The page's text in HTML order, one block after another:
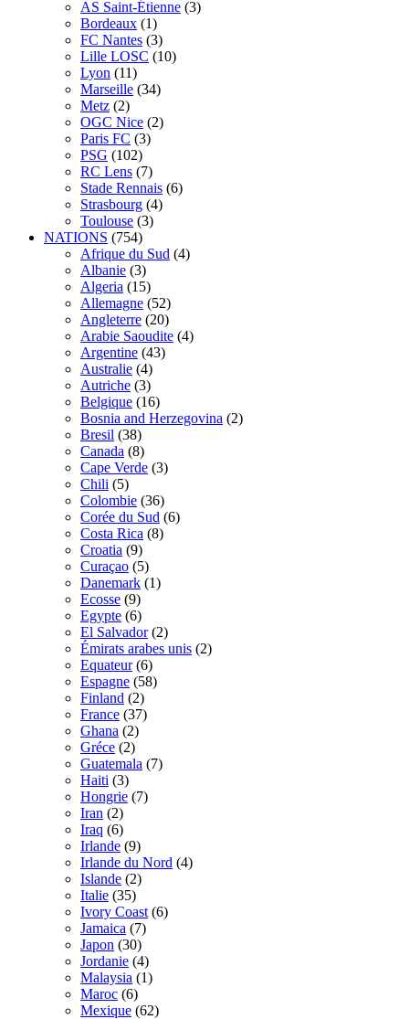
AS Saint-Étienne (3)
Bordeaux (1)
FC Nantes (3)
Lille LOSC (10)
Lyon (11)
Marseille (34)
Metz (2)
OGC Nice (2)
Paris FC (3)
PSG (102)
RC Lens (7)
Stade Rennais (6)
Strasbourg (4)
Toulouse (3)
NATIONS (754)
Afrique du Sud (4)
Albanie (3)
Algeria (15)
Allemagne (52)
Angleterre (20)
Arabie Saoudite (4)
Argentine (43)
Australie (4)
Autriche (3)
Belgique (16)
Bosnia and Herzegovina (2)
Bresil (38)
Canada (8)
Cape Verde (3)
Chili (5)
Colombie (36)
Corée du Sud (6)
Costa Rica (8)
Croatia (9)
Curaçao (5)
Danemark (1)
Ecosse (9)
Egypte (6)
El Salvador (2)
Émirats arabes unis (2)
Equateur (6)
Espagne (58)
Finland (2)
France (37)
Ghana (2)
Gréce (2)
Guatemala (7)
Haiti (3)
Hongrie (7)
Iran (2)
Iraq (6)
Irlande (9)
Irlande du Nord (4)
Islande (2)
Italie (35)
Ivory Coast (6)
Jamaica (7)
Japon (30)
Jordanie (4)
Malaysia (1)
Maroc (6)
Mexique (62)